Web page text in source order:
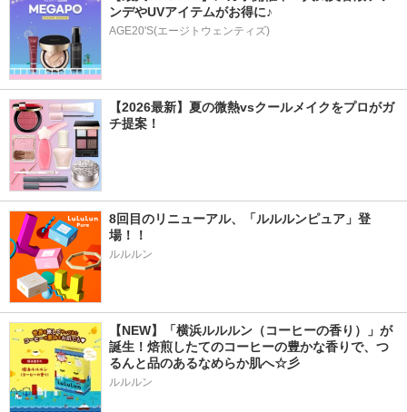
ンデやUVアイテムがお得に♪
AGE20'S(エージトウェンティズ)
【2026最新】夏の微熱vsクールメイクをプロがガ
チ提案！
8回目のリニューアル、「ルルルンピュア」登
場！！
ルルルン
【NEW】「横浜ルルルン（コーヒーの香り）」が
誕生！焙煎したてのコーヒーの豊かな香りで、つ
るんと品のあるなめらか肌へ☆彡
ルルルン